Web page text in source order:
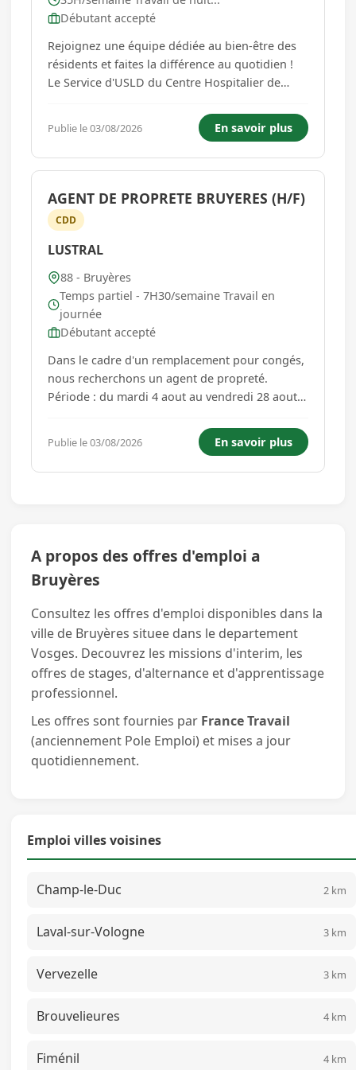
Débutant accepté
Rejoignez une équipe dédiée au bien-être des
résidents et faites la différence au quotidien !
Le Service d'USLD du Centre Hospitalier de
d'un(e) infirmier(ère) en soins généraux pour
remplacement de 3 mois, qui pourra être
reconduit : Vos mi...
Publie le 03/08/2026 En savoir plus
AGENT DE PROPRETE BRUYERES (H/F)
CDD
LUSTRAL
88 - Bruyères
Temps partiel - 7H30/semaine Travail en
journée
Débutant accepté
Dans le cadre d'un remplacement pour congés,
nous recherchons un agent de propreté.
Période : du mardi 4 aout au vendredi 28 aout
19h30 Type d'intervention : Nettoyage
d'agences Bancaires...
Publie le 03/08/2026 En savoir plus
A propos des offres d'emploi a
Bruyères
Consultez les offres d'emploi disponibles dans la
ville de Bruyères situee dans le departement
Vosges. Decouvrez les missions d'interim, les
offres de stages, d'alternance et d'apprentissage
professionnel.
Les offres sont fournies par France Travail
(anciennement Pole Emploi) et mises a jour
quotidiennement.
Emploi villes voisines
Champ-le-Duc 2 km
Laval-sur-Vologne 3 km
Vervezelle 3 km
Brouvelieures 4 km
Fiménil 4 km